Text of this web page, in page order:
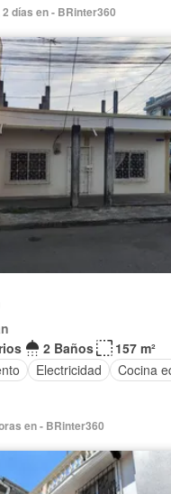
días en - BRinter360
2 Baños
157 m²
Electricidad Cocina
en - BRinter360